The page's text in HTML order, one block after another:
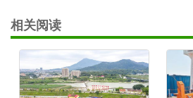
相关阅读